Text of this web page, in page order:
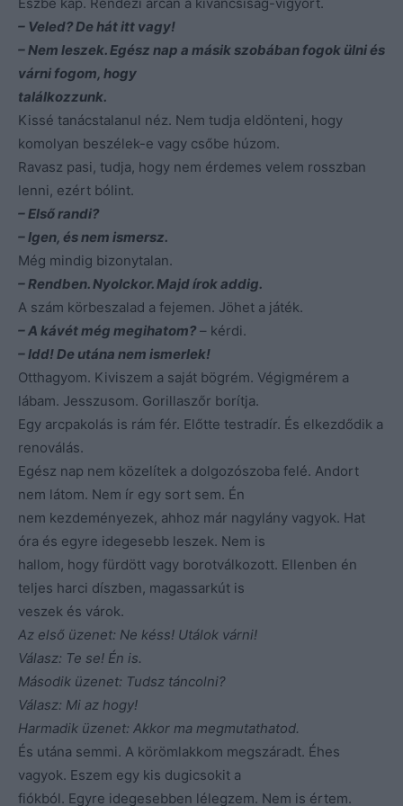
– Veled? De hát itt vagy!
– Nem leszek. Egész nap a másik szobában fogok ülni és
várni fogom, hogy
találkozzunk.
Kissé tanácstalanul néz. Nem tudja eldönteni, hogy
komolyan beszélek-e vagy csőbe húzom.
Ravasz pasi, tudja, hogy nem érdemes velem rosszban
lenni, ezért bólint.
– Első randi?
– Igen, és nem ismersz.
Még mindig bizonytalan.
– Rendben. Nyolckor. Majd írok addig.
A szám körbeszalad a fejemen. Jöhet a játék.
– A kávét még megihatom? – kérdi.
– Idd! De utána nem ismerlek!
Otthagyom. Kiviszem a saját bögrém. Végigmérem a
lábam. Jesszusom. Gorillaszőr borítja.
Egy arcpakolás is rám fér. Előtte testradír. És elkezdődik a
renoválás.
Egész nap nem közelítek a dolgozószoba felé. Andort
nem látom. Nem ír egy sort sem. Én
nem kezdeményezek, ahhoz már nagylány vagyok. Hat
óra és egyre idegesebb leszek. Nem is
hallom, hogy fürdött vagy borotválkozott. Ellenben én
teljes harci díszben, magassarkút is
veszek és várok.
Az első üzenet: Ne késs! Utálok várni!
Válasz: Te se! Én is.
Második üzenet: Tudsz táncolni?
Válasz: Mi az hogy!
Harmadik üzenet: Akkor ma megmutathatod.
És utána semmi. A körömlakkom megszáradt. Éhes
vagyok. Eszem egy kis dugicsokit a
fiókból. Egyre idegesebben lélegzem. Nem is értem.